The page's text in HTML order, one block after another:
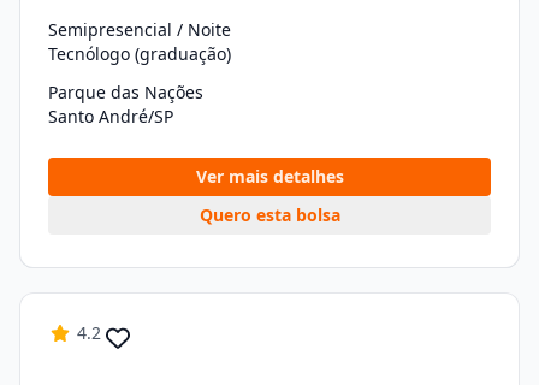
Semipresencial / Noite
Tecnólogo (graduação)
Parque das Nações
Santo André/SP
Ver mais detalhes
Quero esta bolsa
4.2